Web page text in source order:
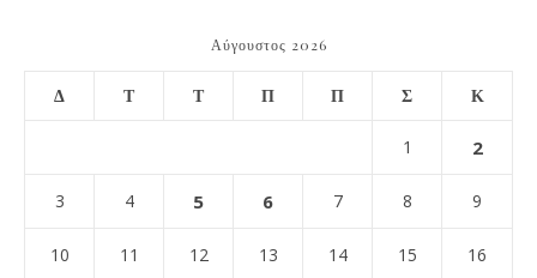
Αύγουστος 2026
Δ Τ Τ Π Π Σ Κ
1 2
3 4 5 6 7 8 9
10 11 12 13 14 15 16